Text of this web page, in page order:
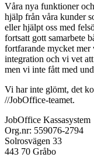
Våra nya funktioner
hjälp från våra kunder
eller hjälpt oss med
fortsatt gott samarbete
fortfarande mycket
integration och vi vet
men vi inte fått med
Vi har inte glömt, det
//JobOffice-teamet.
JobOffice Kassasystem
Org.nr: 559076-2794
Solrosvägen 33
443 70 Gråbo